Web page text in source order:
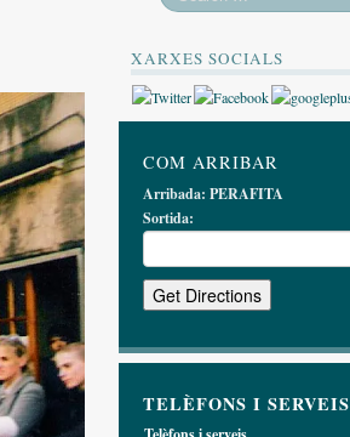
XARXES SOCIALS
COM ARRIBAR
Arribada:PERAFITA
Sortida:
TELÈFONS I SERVEIS